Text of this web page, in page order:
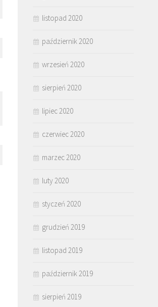
listopad 2020
październik 2020
wrzesień 2020
sierpień 2020
lipiec 2020
czerwiec 2020
marzec 2020
luty 2020
styczeń 2020
grudzień 2019
listopad 2019
październik 2019
sierpień 2019